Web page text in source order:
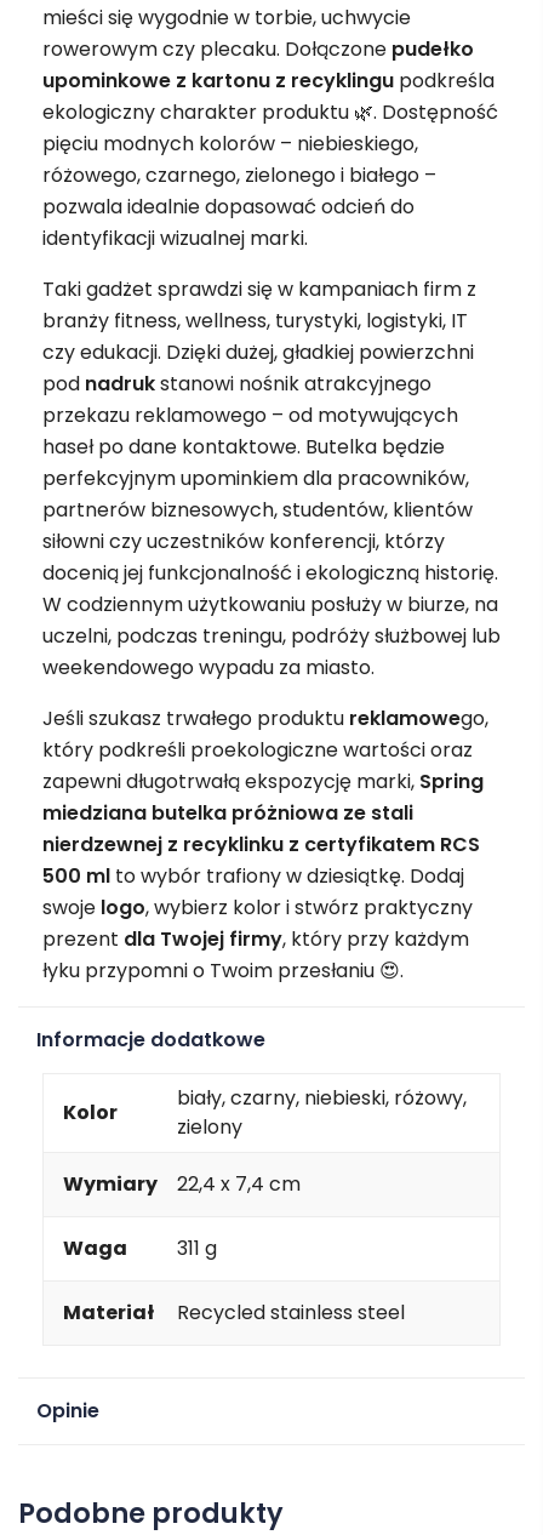
mieści się wygodnie w torbie, uchwycie
rowerowym czy plecaku. Dołączone pudełko
upominkowe z kartonu z recyklingu podkreśla
ekologiczny charakter produktu 🌿. Dostępność
pięciu modnych kolorów – niebieskiego,
różowego, czarnego, zielonego i białego –
pozwala idealnie dopasować odcień do
identyfikacji wizualnej marki.
Taki gadżet sprawdzi się w kampaniach firm z
branży fitness, wellness, turystyki, logistyki, IT
czy edukacji. Dzięki dużej, gładkiej powierzchni
pod nadrukstanowi nośnik atrakcyjnego
przekazu reklamowego – od motywujących
haseł po dane kontaktowe. Butelka będzie
perfekcyjnym upominkiem dla pracowników,
partnerów biznesowych, studentów, klientów
siłowni czy uczestników konferencji, którzy
docenią jej funkcjonalność i ekologiczną historię.
W codziennym użytkowaniu posłuży w biurze, na
uczelni, podczas treningu, podróży służbowej lub
weekendowego wypadu za miasto.
Jeśli szukasz trwałego produktu reklamowego,
który podkreśli proekologiczne wartości oraz
zapewni długotrwałą ekspozycję marki, Spring
miedziana butelka próżniowa ze stali
nierdzewnej z recyklinku z certyfikatem RCS
500 ml to wybór trafiony w dziesiątkę. Dodaj
swoje logo, wybierz kolor i stwórz praktyczny
prezent dla Twojej firmy, który przy każdym
łyku przypomni o Twoim przesłaniu 😍.
Informacje dodatkowe
Kolor
biały, czarny, niebieski, różowy,
zielony
Wymiary 22,4 x 7,4 cm
Waga 311 g
Materiał Recycled stainless steel
Opinie
Podobne produkty